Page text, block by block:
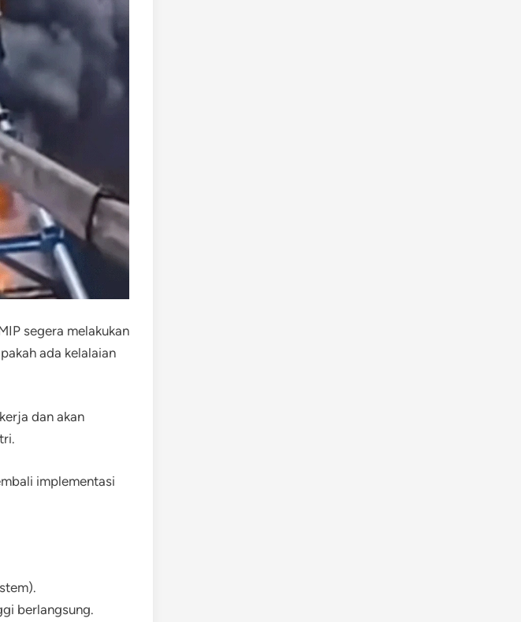
segera melakukan
ada kelalaian
dan akan
implementasi
berlangsung.